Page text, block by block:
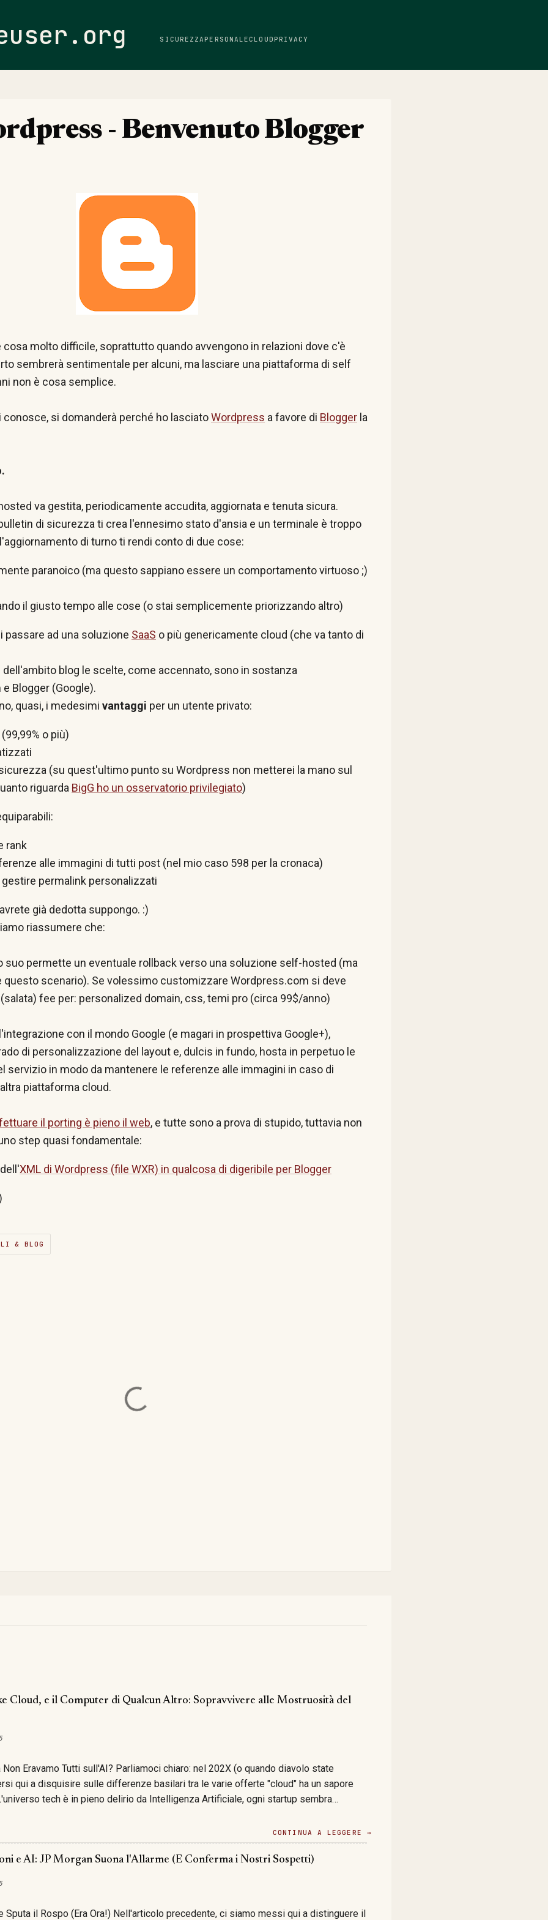
SICUREZZAPERSONALECLOUDPRIVACY
- Benvenuto Blogger
molto difficile, soprattutto quando avvengono in relazioni dove c'è
sembrerà sentimentale per alcuni, ma lasciare una piattaforma di self
non è cosa semplice.
conosce, si domanderà perché ho lasciatoWordpress a favore di Blogger la
va gestita, periodicamente accudita, aggiornata e tenuta sicura.
di sicurezza ti crea l'ennesimo stato d'ansia e un terminale è troppo
di turno ti rendi conto di due cose:
paranoico (ma questo sappiano essere un comportamento virtuoso ;)
il giusto tempo alle cose (o stai semplicemente priorizzando altro)
passare ad una soluzione SaaS o più genericamente cloud (che va tanto di
blog le scelte, come accennato, sono in sostanza
Blogger (Google).
quasi, i medesimi vantaggi per un utente privato:
o più)
(su quest'ultimo punto su Wordpress non metterei la mano sul
riguarda BigG ho un osservatorio privilegiato)
rank
alle immagini di tutti post (nel mio caso 598 per la cronaca)
permalink personalizzati
già dedotta suppongo. :)
riassumere che:
suo permette un eventuale rollback verso una soluzione self-hosted (ma
questo scenario). Se volessimo customizzare Wordpress.com si deve
fee per: personalized domain, css, temi pro (circa 99$/anno)
con il mondo Google (e magari in prospettiva Google+),
di personalizzazione del layout e, dulcis in fundo, hosta in perpetuo le
servizio in modo da mantenere le referenze alle immagini in caso di
piattaforma cloud.
il porting è pieno il web, e tutte sono a prova di stupido, tuttavia non
step quasi fondamentale:
XML di Wordpress (file WXR) in qualcosa di digeribile per Blogger
& BLOG
Cloud, e il Computer di Qualcun Altro: Sopravvivere alle Mostruosità del
Eravamo Tutti sull'AI? Parliamoci chiaro: nel 202X (o quando diavolo state
qui a disquisire sulle differenze basilari tra le varie offerte "cloud" ha un sapore
tech è in pieno delirio da Intelligenza Artificiale, ogni startup sembra
po' sogno, un po' unicorno, sicuramente tutta fuffa) e reti neurali che promettono di
sulla tangenziale. E noi? Noi siamo qui a chiederci se quella roba che ci
cloud (viva la consistenza). Sembra anacronistico? Forse . È inutile?
parte di quegli algoritmi AI così affa...
CONTINUA A LEGGERE →
e AI: JP Morgan Suona l'Allarme (E Conferma i Nostri Sospetti)
Sputa il Rospo (Era Ora!) Nell'articolo precedente, ci siamo messi qui a distinguere il